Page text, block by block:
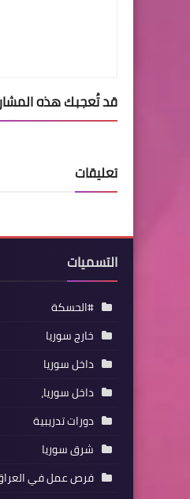
قد تُعجبك هذه
تعليقات
التسميات
#الحسكة
خارج سوريا
داخل سوريا
داخل سوريا،
دورات تدريبية
شرق سوريا
فرص عمل في